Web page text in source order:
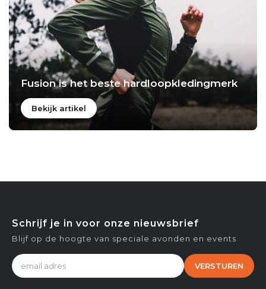
Fusion is het beste hardloopkledingmerk
Bekijk artikel
Schrijf je in voor onze nieuwsbrief
Blijf op de hoogte van speciale avonden en events
VERSTUREN